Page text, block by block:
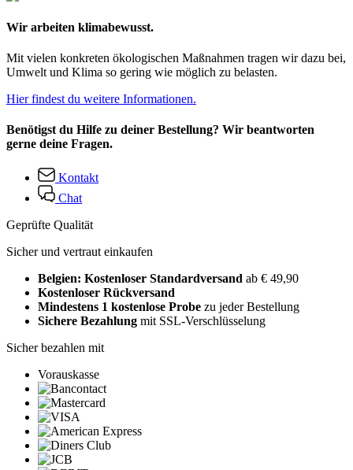
Wir arbeiten klimabewusst.
Mit vielen konkreten ökologischen Maßnahmen tragen wir dazu bei,
Umwelt und Klima so gering wie möglich zu belasten.
Hier findest du weitere Informationen.
Benötigst du Hilfe zu deiner Bestellung? Wir beantworten
gerne deine Fragen.
Kontakt
Chat
Geprüfte Qualität
Sicher und vertraut einkaufen
Belgien: Kostenloser Standardversand ab € 49,90
Kostenloser Rückversand
Mindestens 1 kostenlose Probe zu jeder Bestellung
Sichere Bezahlung mit SSL-Verschlüsselung
Sicher bezahlen mit
Vorauskasse